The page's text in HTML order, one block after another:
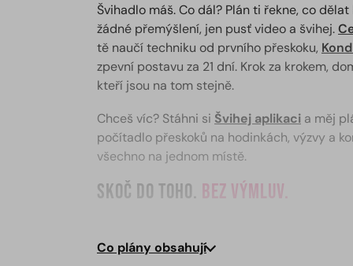
Švihadlo máš. Co dál? Plán ti řekne, co
žádné přemýšlení, jen pusť video a švihej.
tě naučí techniku od prvního přeskoku,
zpevní postavu za 21 dní. Krok za krokem,
kteří jsou na tom stejně.
Chceš víc? Stáhni si Švihej aplikaci a měj
počítadlo přeskoků na hodinkách, výzvy a
všechno na jednom místě.
Skoč do toho. Bez výmluv.
Co plány obsahují